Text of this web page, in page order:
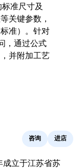
准尺寸及
关键参数，
准）。针对
，通过公式
并附加工艺
咨询 进店
成立于江苏省苏